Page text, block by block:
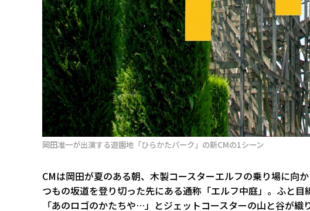
岡田准一が出演する遊園地「ひらかたパーク」の新CMの1シーン
CMは岡田が夏のある朝、木製コースターエルフの乗り場に向
つもの坂道を登り切った先にある通称「エルフ中庭」。ふと目
「あのロゴのかたちや…」とジェットコースターの山と谷が織